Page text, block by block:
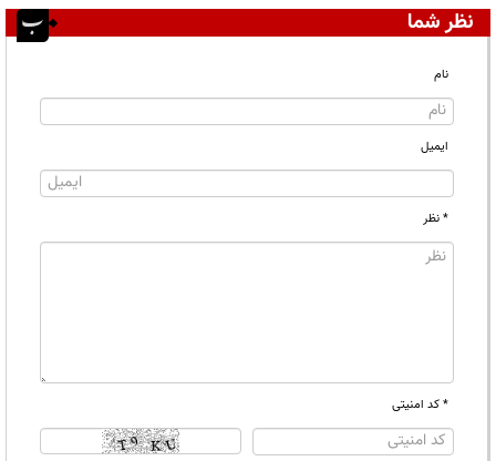
نظر شما
نام
ایمیل
* نظر
* کد امنیتی